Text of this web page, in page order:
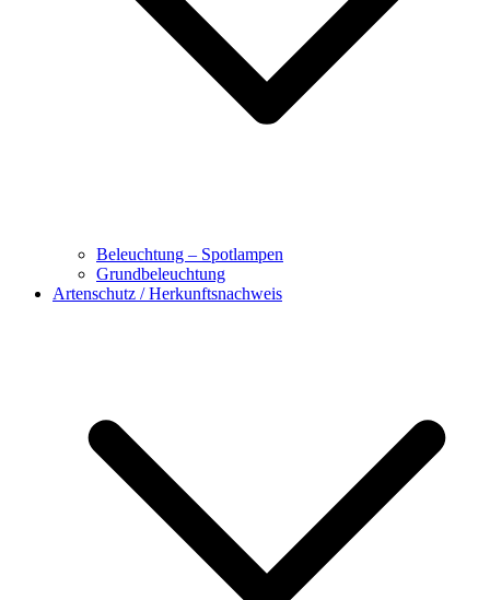
Beleuchtung – Spotlampen
Grundbeleuchtung
Artenschutz / Herkunftsnachweis